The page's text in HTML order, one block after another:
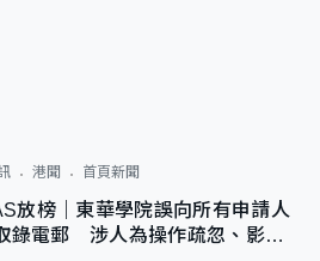
港聞 首頁新聞
放榜｜東華學院誤向所有申請人
錄電郵 涉人為操作疏忽、影響